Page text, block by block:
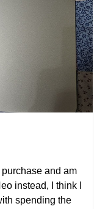
and am
instead, I think I
spending the